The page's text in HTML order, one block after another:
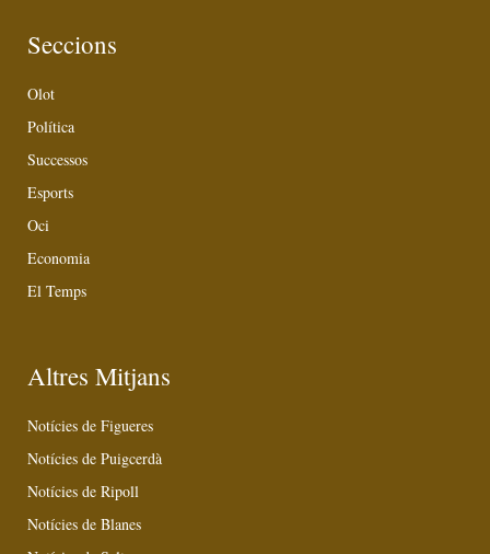
Seccions
Olot
Política
Successos
Esports
Oci
Economia
El Temps
Altres Mitjans
Notícies de Figueres
Notícies de Puigcerdà
Notícies de Ripoll
Notícies de Blanes